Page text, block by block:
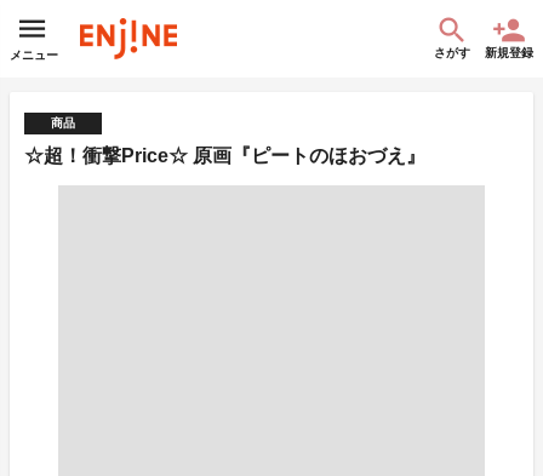
メニュー さがす 新規登録
商品
☆超！衝撃Price☆ 原画『ピートのほおづえ』